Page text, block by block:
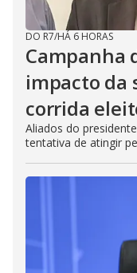
DO R7/HÁ 6 HORAS
Campanha
impacto da
corrida
Aliados do
tentativa de atingir